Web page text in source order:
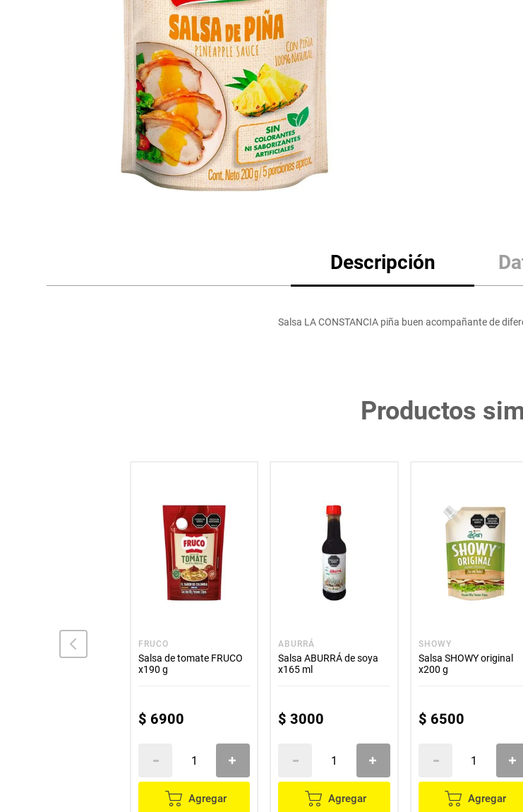
lácteos y refrigerados
cuidado del bebé
otros
Descripción
Salsa LA CONSTANCIA piña buen acompañante de
Productos
bar-bq SAN JORGE
FRUCO
Salsa de tomate FRUCO
x190 g
$ 6900
Agregar
ABURRÁ
Salsa ABURRÁ de soya
x165 ml
$ 3000
Agregar
SHOWY
Salsa SHOWY original
x200 g
$ 6500
Agregar
Mantequilla